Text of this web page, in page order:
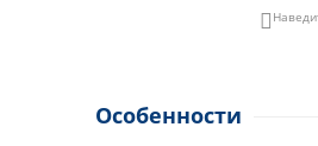

Особенности